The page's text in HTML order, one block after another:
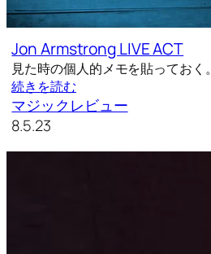
Jon Armstrong LIVE ACT
見た時の個人的メモを貼っておく
続きを読む
マジックレビュー
8.5.23